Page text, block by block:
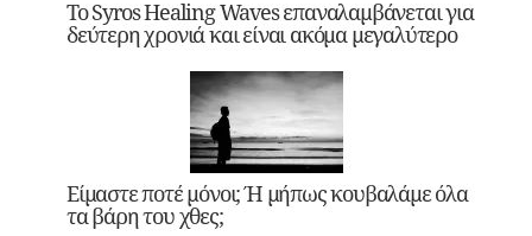
Το Syros Healing Waves επαναλαμβάνεται για
δεύτερη χρονιά και είναι ακόμα μεγαλύτερο
Είμαστε ποτέ μόνοι; Ή μήπως κουβαλάμε όλα
τα βάρη του χθες;